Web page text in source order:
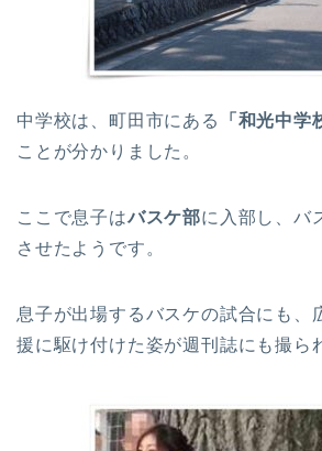
中学校は、町田市にある 「和光中学
ことが分かりました。
ここで息子はバスケ部に入部し、バ
させたようです。
息子が出場するバスケの試合にも、
援に駆け付けた姿が週刊誌にも撮ら